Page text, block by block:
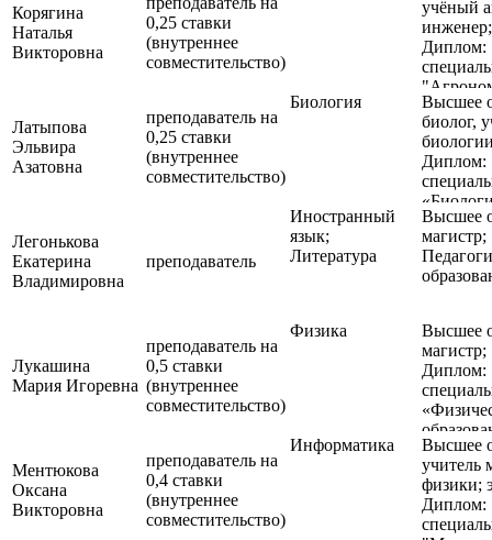
и
Корягина
Наталья
Викторовна
0,25 ставки
(внутреннее
совместительство)
учёный
инженер;
Диплом:
Латыпова
Эльвира
Азатовна
преподаватель на
0,25 ставки
(внутреннее
совместительство)
Биология
Высшее
биолог,
Диплом:
Легонькова
Екатерина
Владимировна
преподаватель
Иностранный
язык;
Литература
Высшее
магистр;
Лукашина
Мария Игоревна
преподаватель на
0,5 ставки
(внутреннее
совместительство)
Физика
Высшее
магистр;
Диплом:
Ментюкова
Оксана
Викторовна
преподаватель на
0,4 ставки
(внутреннее
совместительство)
Информатика
Высшее
учитель
физики;
Диплом: